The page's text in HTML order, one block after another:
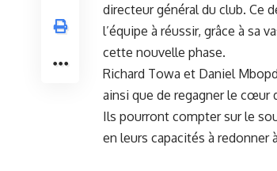
directeur​ général du ‍club. Ce
l’équipe ‌à⁢ réussir, grâce à‍ sa
cette⁣ nouvelle phase.
Richard Towa et Daniel
⁣ainsi que de regagner le‍ cœur
Ils pourront compter sur le‌
‍en leurs capacités à redonner⁤